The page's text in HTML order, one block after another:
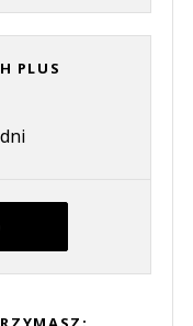
PLUS